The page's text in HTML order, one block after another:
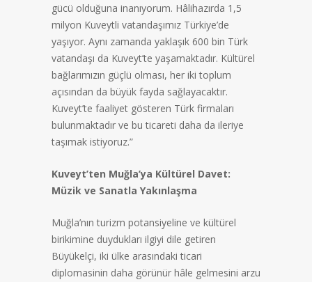
gücü olduğuna inanıyorum. Hâlihazırda 1,5
milyon Kuveytli vatandaşımız Türkiye’de
yaşıyor. Aynı zamanda yaklaşık 600 bin Türk
vatandaşı da Kuveyt’te yaşamaktadır. Kültürel
bağlarımızın güçlü olması, her iki toplum
açısından da büyük fayda sağlayacaktır.
Kuveyt’te faaliyet gösteren Türk firmaları
bulunmaktadır ve bu ticareti daha da ileriye
taşımak istiyoruz.”
Kuveyt’ten Muğla’ya Kültürel Davet:
Müzik ve Sanatla Yakınlaşma
Muğla’nın turizm potansiyeline ve kültürel
birikimine duydukları ilgiyi dile getiren
Büyükelçi, iki ülke arasındaki ticari
diplomasinin daha görünür hâle gelmesini arzu